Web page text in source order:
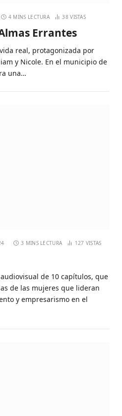
4 MINS LECTURA 38VISTAS
Errantes
real, protagonizada por
y Nicole. En el municipio de
una…
3 MINS LECTURA 127 VISTAS
de 10 capítulos, que
de las mujeres que lideran
y empresarismo en el